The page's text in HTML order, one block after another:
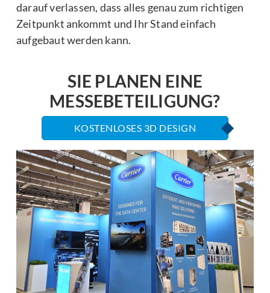
darauf verlassen, dass alles genau zum richtigen
Zeitpunkt ankommt und Ihr Stand einfach
aufgebaut werden kann.
SIE PLANEN EINE
MESSEBETEILIGUNG?
KOSTENLOSES 3D DESIGN